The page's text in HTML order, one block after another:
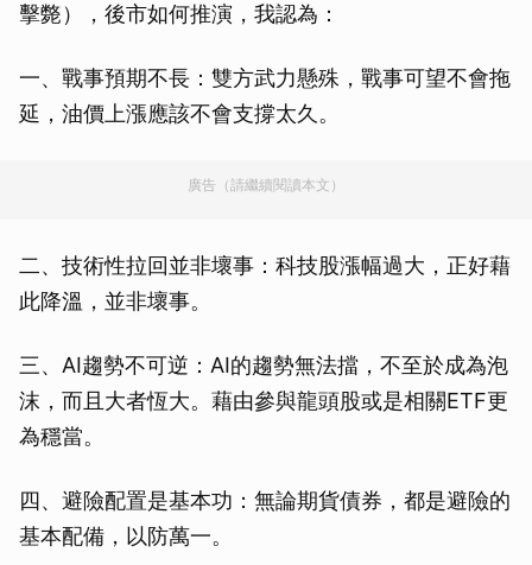
擊斃），後市如何推演，我認為：
一、戰事預期不長：雙方武力懸殊，戰事可望不會拖
延，油價上漲應該不會支撐太久。
廣告（請繼續閱讀本文）
二、技術性拉回並非壞事：科技股漲幅過大，正好藉
此降溫，並非壞事。
三、AI趨勢不可逆：AI的趨勢無法擋，不至於成為泡
沫，而且大者恆大。藉由參與龍頭股或是相關ETF更
為穩當。
四、避險配置是基本功：無論期貨債券，都是避險的
基本配備，以防萬一。